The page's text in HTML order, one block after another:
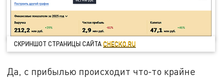
СКРИНШОТ СТРАНИЦЫ САЙТАCHECKO.RU
Да, с прибылью происходит что-то крайне